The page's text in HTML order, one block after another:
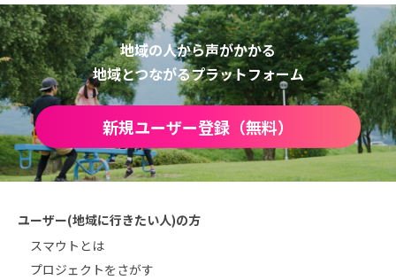
地域の人から声がかかる
地域とつながるプラットフォーム
新規ユーザー登録（無料）
ユーザー(地域に行きたい人)の方
スマウトとは
プロジェクトをさがす